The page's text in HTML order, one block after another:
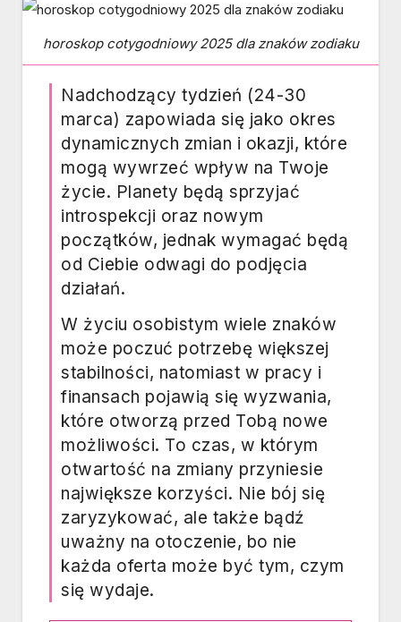
horoskop cotygodniowy 2025 dla znaków zodiaku
Nadchodzący tydzień (24-30
marca) zapowiada się jako okres
dynamicznych zmian i okazji, które
mogą wywrzeć wpływ na Twoje
życie. Planety będą sprzyjać
introspekcji oraz nowym
początków, jednak wymagać będą
od Ciebie odwagi do podjęcia
działań.
W życiu osobistym wiele znaków
może poczuć potrzebę większej
stabilności, natomiast w pracy i
finansach pojawią się wyzwania,
które otworzą przed Tobą nowe
możliwości. To czas, w którym
otwartość na zmiany przyniesie
największe korzyści. Nie bój się
zaryzykować, ale także bądź
uważny na otoczenie, bo nie
każda oferta może być tym, czym
się wydaje.